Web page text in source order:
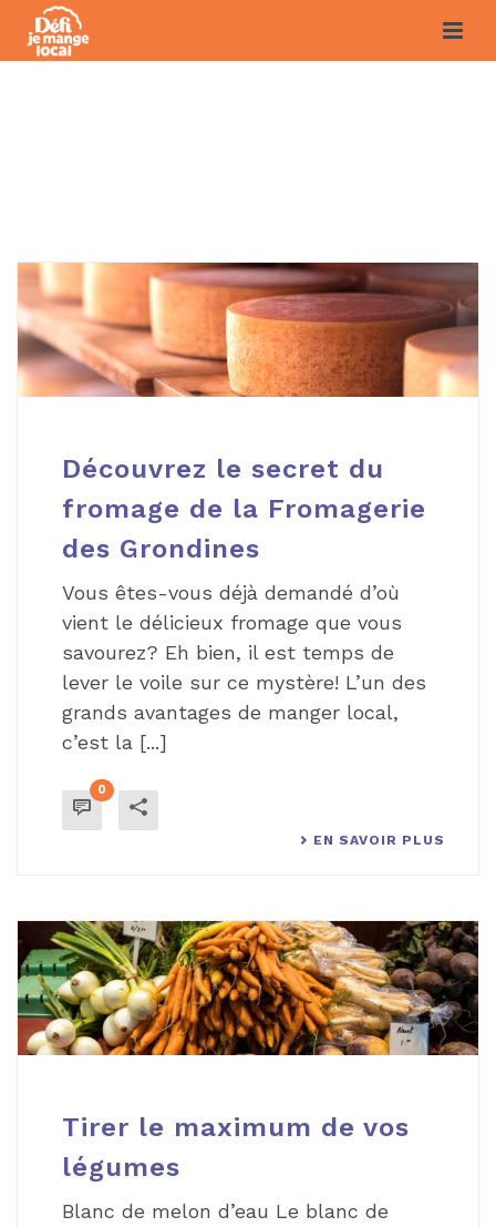
Découvrez le secret du
fromage de la Fromagerie
des Grondines
Vous êtes-vous déjà demandé d’où
vient le délicieux fromage que vous
savourez? Eh bien, il est temps de
lever le voile sur ce mystère! L’un des
grands avantages de manger local,
c’est la [...]
0
EN SAVOIR PLUS
Tirer le maximum de vos
légumes
Blanc de melon d’eau Le blanc de